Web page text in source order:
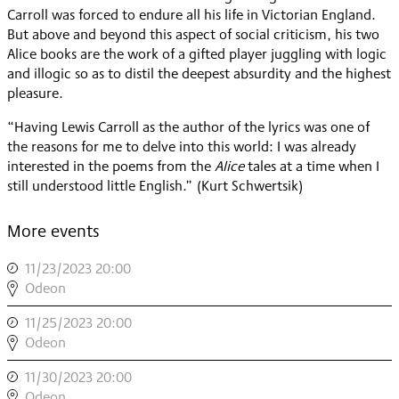
Carroll was forced to endure all his life in Victorian England.
But above and beyond this aspect of social criticism, his two
Alice books are the work of a gifted player juggling with logic
and illogic so as to distil the deepest absurdity and the highest
pleasure.
“Having Lewis Carroll as the author of the lyrics was one of
the reasons for me to delve into this world: I was already
interested in the poems from theAlicetales at a time when I
still understood little English.” (Kurt Schwertsik)
More events
11/23/2023 20:00
KURT
SCHWERTSIK
/
KRISTINE
TORNQUIST:
ALICE.
Odeon
11/25/2023 20:00
KURT
SCHWERTSIK
/
Odeon
11/30/2023 20:00